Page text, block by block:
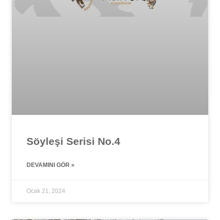
Söyleşi Serisi No.4
DEVAMINI GÖR »
Ocak 21, 2024